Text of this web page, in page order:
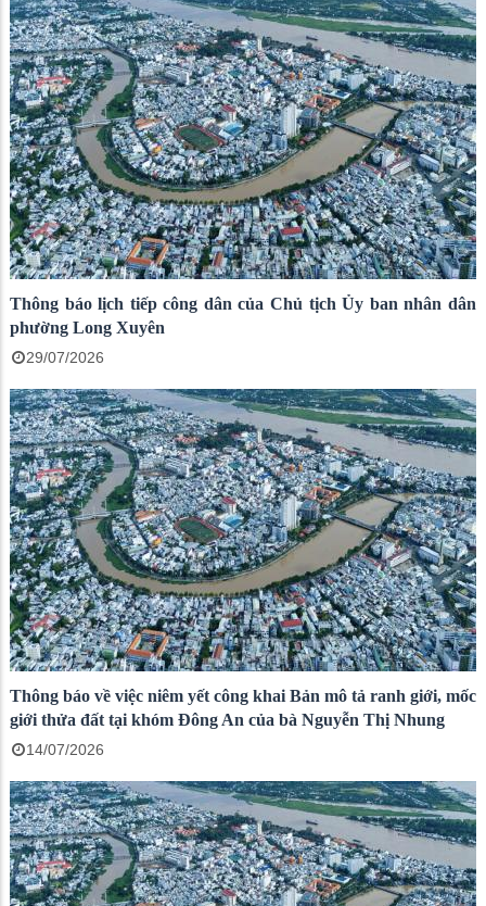
Thông báo lịch tiếp công dân của Chủ tịch Ủy ban nhân dân
phường Long Xuyên
29/07/2026
Thông báo về việc niêm yết công khai Bản mô tả ranh giới, mốc
giới thửa đất tại khóm Đông An của bà Nguyễn Thị Nhung
14/07/2026